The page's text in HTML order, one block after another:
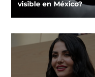
visible en México?